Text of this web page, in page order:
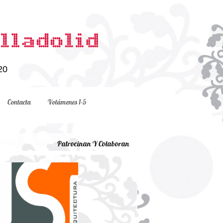
Contacta Volúmenes 1-5
Patrocinan Y Colaboran